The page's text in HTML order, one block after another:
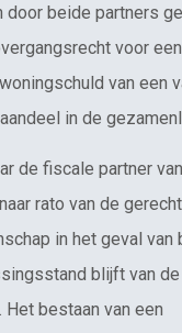
door beide partners
voor
van een
in de
de fiscale partner
rato van de
in het geval van
blijft van
bestaan van een